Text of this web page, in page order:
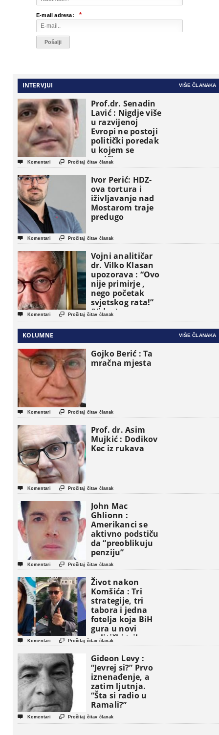
E-mail adresa: *
INTERVJUI VIŠE ČLANAKA
Prof.dr. Senadin
Lavić : Nigdje više
u razvijenoj
Evropi ne postoji
politički poredak
u kojem se
etničke grupe
pojavljuju kao
osnovne
političke jedinice
 Komentari  Pročitaj čitav članak
Ivor Perić: HDZ-
ova tortura i
iživljavanje nad
Mostarom traje
predugo
 Komentari  Pročitaj čitav članak
Vojni analitičar
dr. Vilko Klasan
upozorava : “Ovo
nije primirje ,
nego početak
svjetskog rata!”
(Video)
 Komentari  Pročitaj čitav članak
KOLUMNE VIŠE ČLANAKA
Gojko Berić : Ta
mračna mjesta
 Komentari  Pročitaj čitav članak
Prof. dr. Asim
Mujkić : Dodikov
Kec iz rukava
 Komentari  Pročitaj čitav članak
John Mac
Ghlionn :
Amerikanci se
aktivno podstiču
da “preoblikuju
penziju”
 Komentari  Pročitaj čitav članak
Život nakon
Komšića : Tri
strategije, tri
tabora i jedna
fotelja koja BiH
gura u novi
politički triler
 Komentari  Pročitaj čitav članak
Gideon Levy :
“Jevrej si?” Prvo
iznenađenje, a
zatim ljutnja.
“Šta si radio u
Ramali?”
 Komentari  Pročitaj čitav članak